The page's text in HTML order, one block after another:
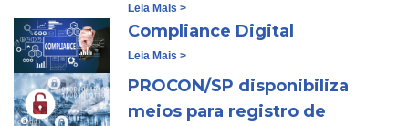
Leia Mais >
Compliance Digital
Leia Mais >
PROCON/SP disponibiliza
meios para registro de